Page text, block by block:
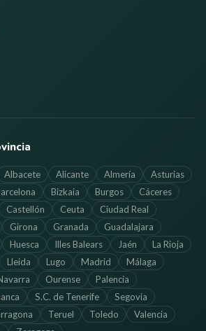
Albacete Alicante Almería
Asturias
Bizkaia Burgos
Cáceres
Castellón Ceuta
Ciudad Real
Girona Granada
Guadalajara
Huesca Illes Balears Jaén
La Rioja
Lleida Lugo Madrid
Málaga
Ourense
Palencia
S.C. de Tenerife
Segovia
Teruel Toledo
Valencia